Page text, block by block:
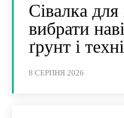
Сівалка
вибрати
ґрунт і
8 СЕРПНЯ 2026